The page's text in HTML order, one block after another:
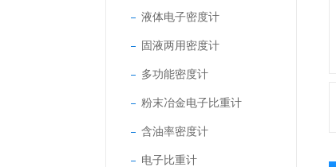
液体电子密度计
固液两用密度计
多功能密度计
粉末冶金电子比重计
含油率密度计
电子比重计